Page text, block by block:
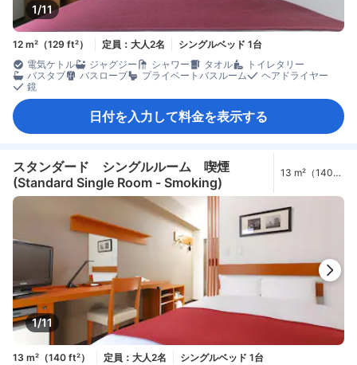
1/11
12 m²（129 ft²） 定員：大人2名
シングルベッド 1台
電気ケトル
ジャグジー シャワー タオル
トイレタリー
バスタブ
バスローブ プライベートバスルーム
ヘアドライヤー
鏡
日付を入力して料金を表示する
スタンダード シングルルーム 喫煙
(Standard Single Room - Smoking)
13 m²（140
1/11
13 m²（140 ft²） 定員：大人2名
シングルベッド 1台